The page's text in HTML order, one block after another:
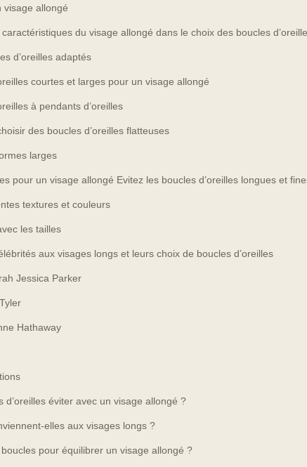
visage allongé
caractéristiques du visage allongé dans le choix des boucles
d’oreilles adaptés
courtes et larges pour un visage allongé
à pendants d’oreilles
des boucles d’oreilles flatteuses
larges
pour un visage allongé Evitez les boucles d’oreilles longues et
textures et couleurs
les tailles
aux visages longs et leurs choix de boucles d’oreilles
Jessica Parker
Hathaway
d’oreilles éviter avec un visage allongé ?
elles aux visages longs ?
pour équilibrer un visage allongé ?